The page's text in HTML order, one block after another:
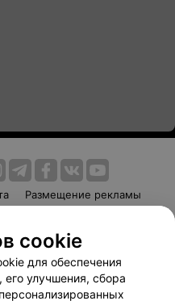
Размещение рекламы
Способы оплаты
Партнеры
103.by
cookie
для обеспечения
его улучшения, сбора